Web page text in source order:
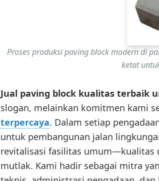
Proses produksi paving block modern di
ketat
Jual paving block kualitas terbaik
slogan, melainkan komitmen kami
terpercaya. Dalam setiap
untuk pembangunan jalan
revitalisasi fasilitas umum—kualitas
mutlak. Kami hadir sebagai mitra